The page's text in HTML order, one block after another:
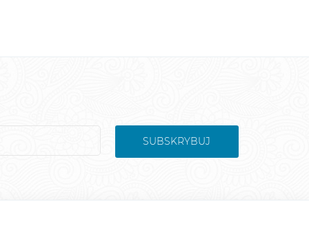
SUBSKRYBUJ